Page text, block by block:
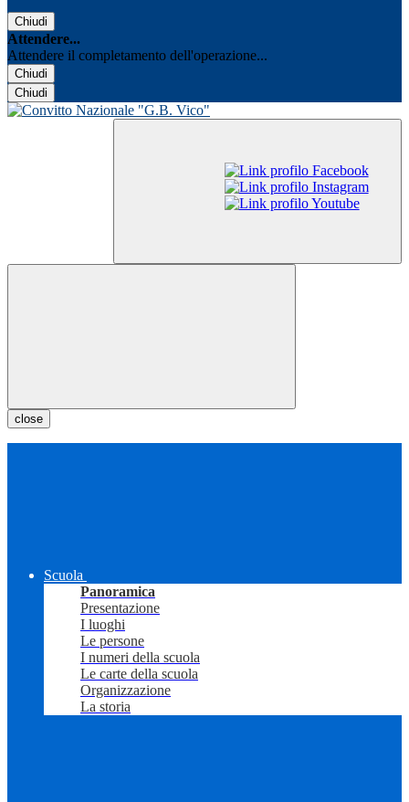
Chiudi
Attendere...
Attendere il completamento dell'operazione...
Chiudi
Chiudi
close
Scuola
Panoramica
Presentazione
I luoghi
Le persone
I numeri della scuola
Le carte della scuola
Organizzazione
La storia